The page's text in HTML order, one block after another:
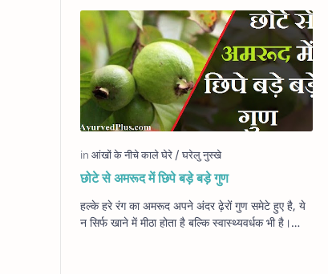
छोटे से अमरूद में छिपे बड़े बड़े गुण
हल्के हरे रंग का अमरूद अपने अंदर ढ़ेरों गुण समेटे हुए है, ये
न सिर्फ खाने में मीठा होता है बल्कि स्वास्थ्यवर्धक भी है।